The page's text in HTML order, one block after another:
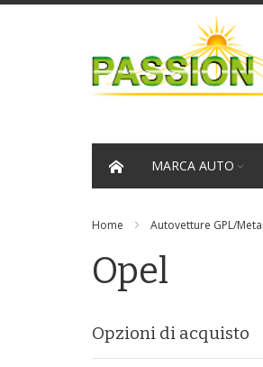
contenuto
MARCA AUTO
Home Autovetture GPL/
Opel
Opzioni di acquisto